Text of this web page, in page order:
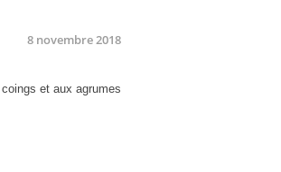
8 novembre 2018